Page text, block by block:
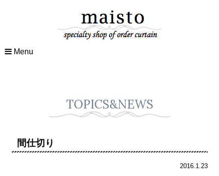
Menu
TOPICS&NEWS
間仕切り
2016.1.23